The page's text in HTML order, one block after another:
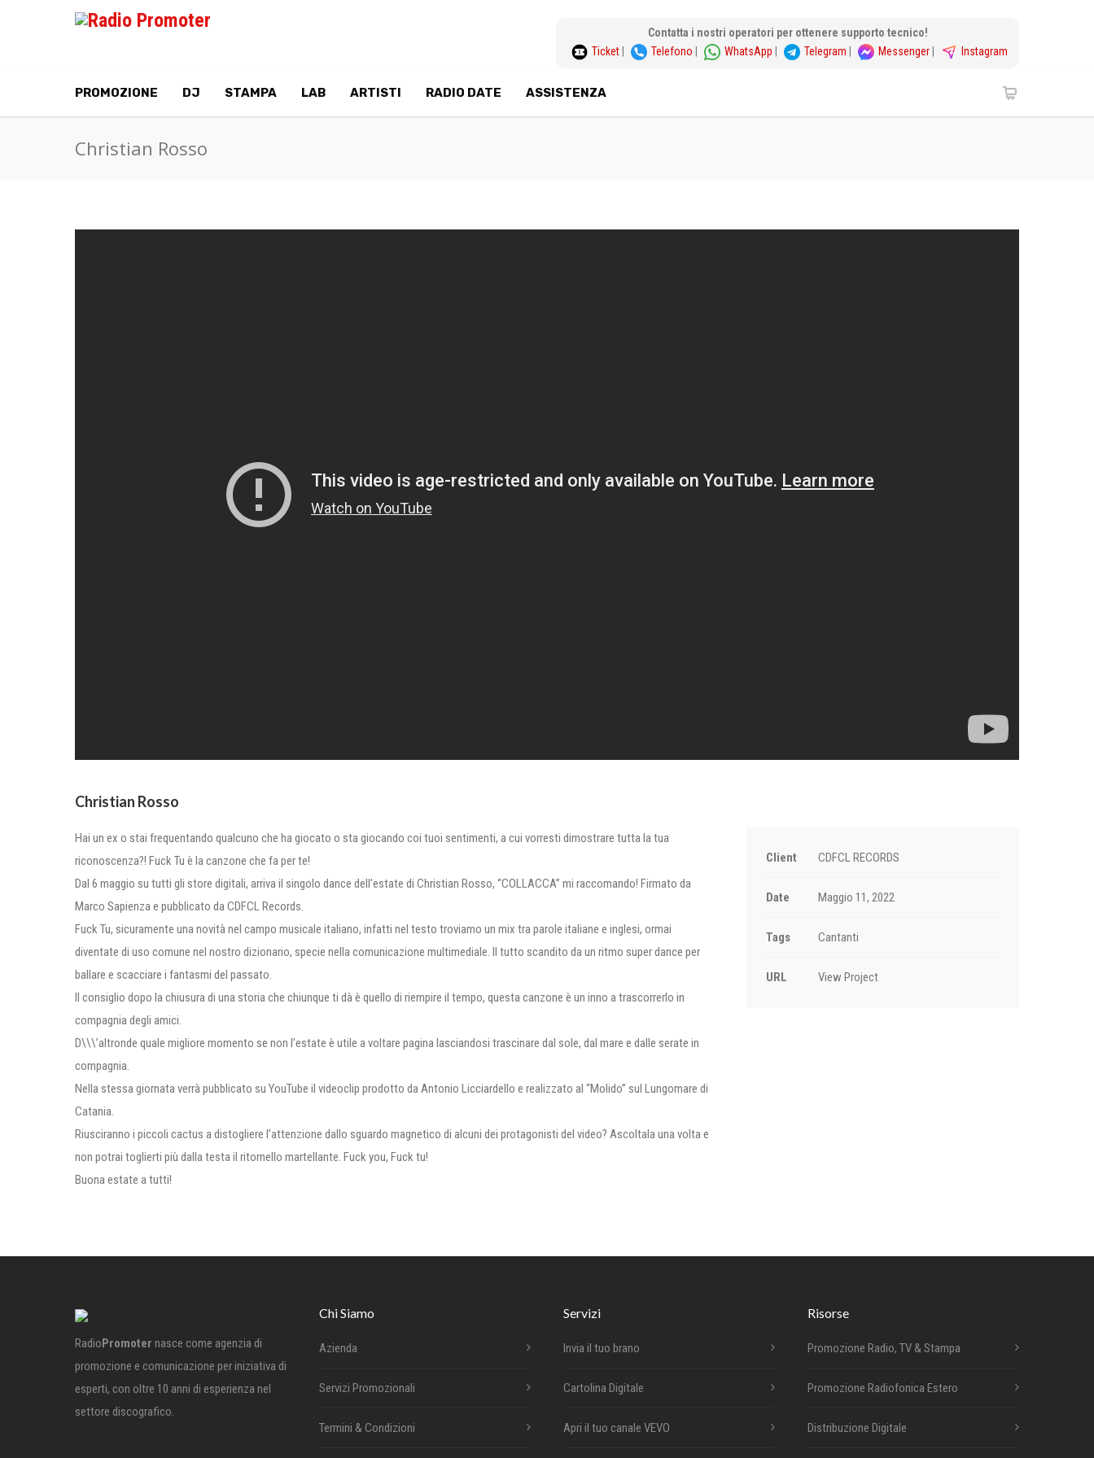
Contatta i nostri operatori per ottenere supporto tecnico!
Ticket
Telefono WhatsApp Telegram Messenger Instagram
PROMOZIONE DJ STAMPA LAB ARTISTI RADIO DATE ASSISTENZA
Christian Rosso
Christian Rosso
Hai un ex o stai frequentando qualcuno che ha giocato o sta giocando coi tuoi sentimenti, a cui vorresti dimostrare tutta la tua
riconoscenza?! Fuck Tu è la canzone che fa per te!
Dal 6 maggio su tutti gli store digitali, arriva il singolo dance dell’estate di Christian Rosso, “COLLACCA” mi raccomando! Firmato da
Marco Sapienza e pubblicato da CDFCL Records.
Fuck Tu, sicuramente una novità nel campo musicale italiano, infatti nel testo troviamo un mix tra parole italiane e inglesi, ormai
diventate di uso comune nel nostro dizionario, specie nella comunicazione multimediale. Il tutto scandito da un ritmo super dance per
ballare e scacciare i fantasmi del passato.
Il consiglio dopo la chiusura di una storia che chiunque ti dà è quello di riempire il tempo, questa canzone è un inno a trascorrerlo in
compagnia degli amici.
D\\\’altronde quale migliore momento se non l’estate è utile a voltare pagina lasciandosi trascinare dal sole, dal mare e dalle serate in
compagnia.
Nella stessa giornata verrà pubblicato su YouTube il videoclip prodotto da Antonio Licciardello e realizzato al “Molido” sul Lungomare di
Catania.
Riusciranno i piccoli cactus a distogliere l’attenzione dallo sguardo magnetico di alcuni dei protagonisti del video? Ascoltala una volta e
non potrai toglierti più dalla testa il ritornello martellante. Fuck you, Fuck tu!
Buona estate a tutti!
Client CDFCL RECORDS
Date Maggio 11, 2022
Tags Cantanti
URL View Project
Radio Promoter nasce come agenzia di
promozione e comunicazione per iniziativa di
esperti, con oltre 10 anni di esperienza nel
settore discografico.
Chi Siamo
Azienda
Servizi Promozionali
Termini & Condizioni
Servizi
Invia il tuo brano
Cartolina Digitale
Apri il tuo canale VEVO
Risorse
Promozione Radio, TV & Stampa
Promozione Radiofonica Estero
Distribuzione Digitale